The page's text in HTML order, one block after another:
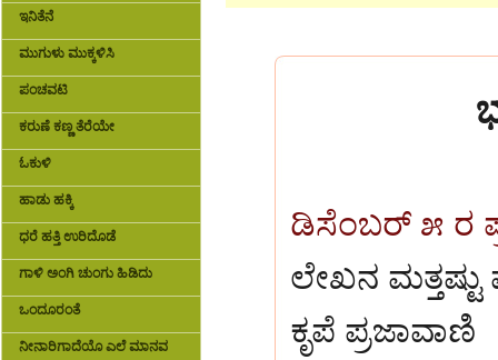
ಇನಿತೆನೆ
ಮುಗುಳು ಮುಕ್ಕಳಿಸಿ
ಪಂಚವಟಿ
ಕರುಣೆ ಕಣ್ಣ ತೆರೆಯೇ
ಓಕುಳಿ
ಹಾಡು ಹಕ್ಕಿ
ಧರೆ ಹತ್ತಿ ಉರಿದೊಡೆ
ಗಾಳಿ ಅಂಗಿ ಚುಂಗು ಹಿಡಿದು
ಒಂದೂರಂತೆ
ನೀನಾರಿಗಾದೆಯೊ ಎಲೆ ಮಾನವ
ಡಿಸೆಂಬರ್ ೫ ರ
ಲೇಖನ
ಕೃಪೆ ಪ್ರಜಾವಾಣಿ